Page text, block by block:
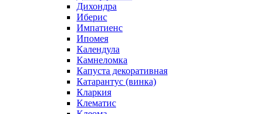
Дихондра
Иберис
Импатиенс
Ипомея
Календула
Камнеломка
Капуста декоративная
Катарантус (винка)
Кларкия
Клематис